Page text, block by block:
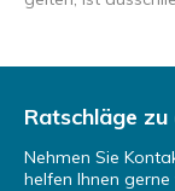
Ratschläge zu
Nehmen Sie
helfen Ihnen gerne